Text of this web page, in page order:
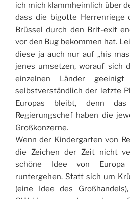
ich mich klammheimlich über
dass die bigotte Herrenriege
Brüssel durch den Brit-exit
vor den Bug bekommen hat.
diese ja auch nur auf „his
jenes umsetzen, worauf sich
einzelnen Länder
selbstverständlich der letzte
Europas bleibt, denn
Regierungschef haben die
Großkonzerne.
Wenn der Kindergarten von
die Zeichen der Zeit nicht
schöne Idee von
runtergehen. Statt sich um
(eine Idee des